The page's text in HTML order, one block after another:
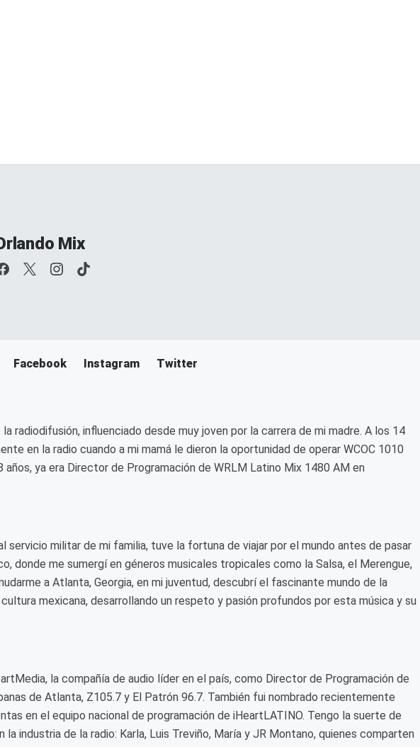
Mix
Facebook Instagram Twitter
radiodifusión, influenciado desde muy joven por la carrera de mi madre. A los 14
en la radio cuando a mi mamá le dieron la oportunidad de operar WCOC 1010
años, ya era Director de Programación de WRLM Latino Mix 1480 AM en
servicio militar de mi familia, tuve la fortuna de viajar por el mundo antes de pasar
donde me sumergí en géneros musicales tropicales como la Salsa, el Merengue,
a Atlanta, Georgia, en mi juventud, descubrí el fascinante mundo de la
mexicana, desarrollando un respeto y pasión profundos por esta música y su
la compañía de audio líder en el país, como Director de Programación de
de Atlanta, Z105.7 y El Patrón 96.7. También fui nombrado recientemente
en el equipo nacional de programación de iHeartLATINO. Tengo la suerte de
la industria de la radio: Karla, Luis Treviño, María y JR Montano, quienes comparten